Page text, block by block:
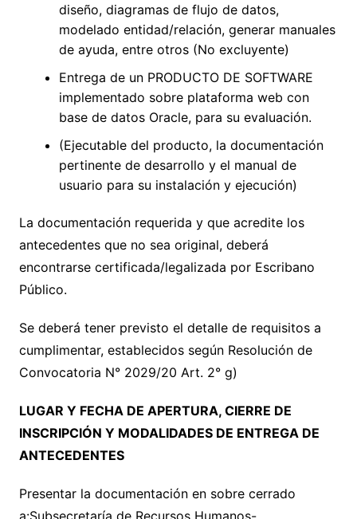
diseño, diagramas de flujo de datos,
modelado entidad/relación, generar manuales
de ayuda, entre otros (No excluyente)
Entrega de un PRODUCTO DE SOFTWARE
implementado sobre plataforma web con
base de datos Oracle, para su evaluación.
(Ejecutable del producto, la documentación
pertinente de desarrollo y el manual de
usuario para su instalación y ejecución)
La documentación requerida y que acredite los
antecedentes que no sea original, deberá
encontrarse certificada/legalizada por Escribano
Público.
Se deberá tener previsto el detalle de requisitos a
cumplimentar, establecidos según Resolución de
Convocatoria N° 2029/20 Art. 2° g)
LUGAR Y FECHA DE APERTURA, CIERRE DE
INSCRIPCIÓN Y MODALIDADES DE ENTREGA DE
ANTECEDENTES
Presentar la documentación en sobre cerrado